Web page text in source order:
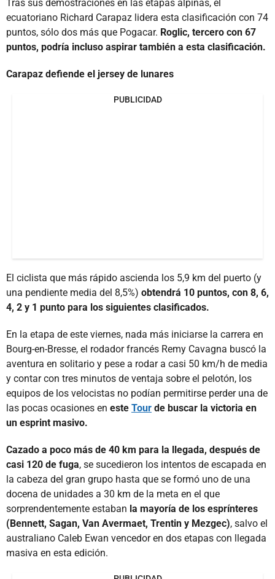
Tras sus demostraciones en las etapas alpinas, el
ecuatoriano Richard Carapaz lidera esta clasificación con 74
puntos, sólo dos más que Pogacar. Roglic, tercero con 67
puntos, podría incluso aspirar también a esta clasificación.
Carapaz defiende el jersey de lunares
PUBLICIDAD
El ciclista que más rápido ascienda los 5,9 km del puerto (y
una pendiente media del 8,5%) obtendrá 10 puntos, con 8, 6,
4, 2 y 1 punto para los siguientes clasificados.
En la etapa de este viernes, nada más iniciarse la carrera en
Bourg-en-Bresse, el rodador francés Remy Cavagna buscó la
aventura en solitario y pese a rodar a casi 50 km/h de media
y contar con tres minutos de ventaja sobre el pelotón, los
equipos de los velocistas no podían permitirse perder una de
las pocas ocasiones en este Tour de buscar la victoria en
un esprint masivo.
Cazado a poco más de 40 km para la llegada, después de
casi 120 de fuga, se sucedieron los intentos de escapada en
la cabeza del gran grupo hasta que se formó uno de una
docena de unidades a 30 km de la meta en el que
sorprendentemente estaban la mayoría de los esprínteres
(Bennett, Sagan, Van Avermaet, Trentin y Mezgec), salvo el
australiano Caleb Ewan vencedor en dos etapas con llegada
masiva en esta edición.